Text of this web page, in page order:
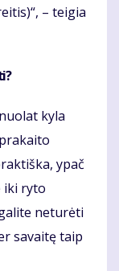
– teigia
kyla
ypač
iki ryto
neturėti
savaitę taip